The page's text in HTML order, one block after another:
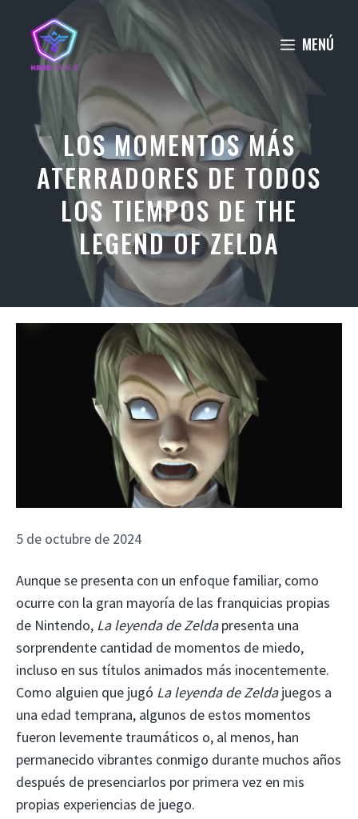
contenido
MENÚ
LOS MOMENTOS MÁS
ATERRADORES DE TODOS
LOS TIEMPOS DE THE
LEGEND OF ZELDA
5 de octubre de 2024
Aunque se presenta con un enfoque familiar, como
ocurre con la gran mayoría de las franquicias propias
de Nintendo, La leyenda de Zeldapresenta una
sorprendente cantidad de momentos de miedo,
incluso en sus títulos animados más inocentemente.
Como alguien que jugó La leyenda de Zeldajuegos a
una edad temprana, algunos de estos momentos
fueron levemente traumáticos o, al menos, han
permanecido vibrantes conmigo durante muchos años
después de presenciarlos por primera vez en mis
propias experiencias de juego.